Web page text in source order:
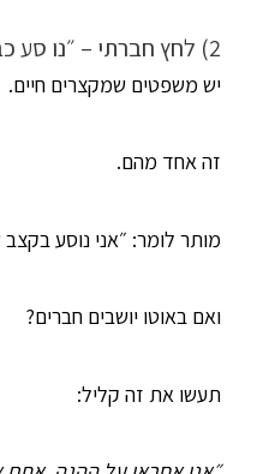
2) לחץ חברתי – ״נו סע כבר״
יש משפטים שמקצרים חיים.
זה אחד מהם.
מותר לומר: ״אני נוסע בקצב
ואם באוטו יושבים חברים?
תעשו את זה קליל: